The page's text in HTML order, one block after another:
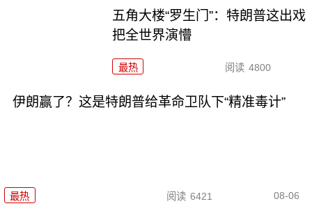
五角大楼“罗生门”：特朗普这出戏
把全世界演懵
最热 阅读 4800
伊朗赢了？这是特朗普给革命卫队下“精准毒计”
最热 阅读 6421 08-06